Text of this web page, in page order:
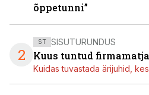
õppetunni”
2
ST SISUTURUNDUS
Kuus tuntud
Kuidas tuvastada ärijuhid,